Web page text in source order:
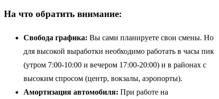
На что обратить внимание:
Свобода графика: Вы сами планируете свои смены. Но
для высокой выработки необходимо работать в часы пик
(утром 7:00-10:00 и вечером 17:00-20:00) и в районах с
высоким спросом (центр, вокзалы, аэропорты).
Амортизация автомобиля: При работе на